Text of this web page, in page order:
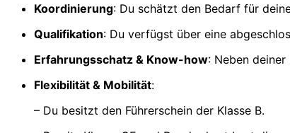
Koordinierung: Du schätzt den Bedarf für
Qualifikation: Du verfügst über eine
Erfahrungsschatz & Know-how: Neben
Flexibilität & Mobilität:
– Du besitzt den Führerschein der Klasse B.